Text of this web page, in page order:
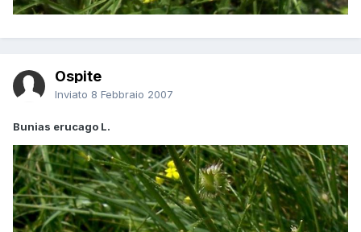
Ospite
Inviato 8 Febbraio 2007
Bunias erucago L.